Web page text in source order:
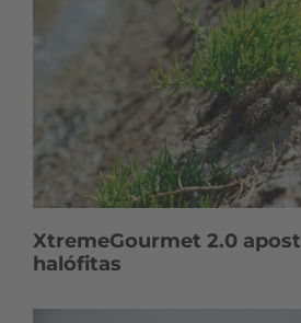
XtremeGourmet 2.0
halófitas